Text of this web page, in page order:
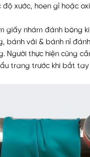
xước, hoen gỉ hoặc
giấy nhám đánh bóng
bánh vải & bánh nỉ
Người thực hiện cũng
trang trước khi bắt